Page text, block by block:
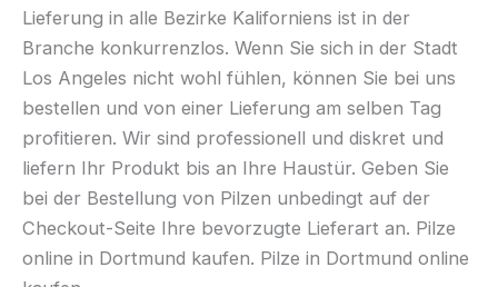
Lieferung in alle Bezirke Kaliforniens ist in der
Branche konkurrenzlos. Wenn Sie sich in der Stadt
Los Angeles nicht wohl fühlen, können Sie bei uns
bestellen und von einer Lieferung am selben Tag
profitieren. Wir sind professionell und diskret und
liefern Ihr Produkt bis an Ihre Haustür. Geben Sie
bei der Bestellung von Pilzen unbedingt auf der
Checkout-Seite Ihre bevorzugte Lieferart an. Pilze
online in Dortmund kaufen. Pilze in Dortmund online